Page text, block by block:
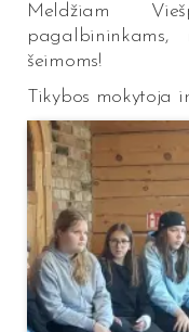
Meldžiam
šeimoms!
Tikybos mokytoja